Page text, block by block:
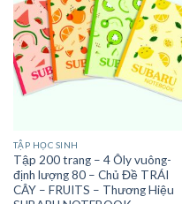
TẬP HỌC SINH
Tập 200 trang – 4 Ôly vuông-
định lượng 80 – Chủ Đề TRÁI
CÂY – FRUITS – Thương Hiệu